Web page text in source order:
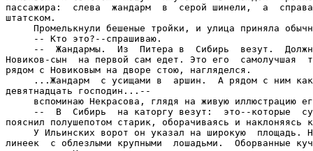
пассажира:  слева  жандарм  в  серой шинели,  а
штатском.
Промелькнули бешеные тройки, и улица приняла
     -- Кто это?--спрашиваю.
--  Жандармы.  Из  Питера в  Сибирь  везут.
Новиков-сын  на первой сам едет. Это его  самолучшая
рядом с Новиковым на дворе стою, нагляделся.
...Жандарм  с усищами в  аршин.  А рядом с ним
девятнадцать господин...--
вспоминаю Некрасова, глядя на живую иллюстрацию
--  В  Сибирь  на каторгу везут:  это--которые
пояснил полушепотом старик, оборачиваясь и наклоняясь
У Ильинских ворот он указал на широкую  площадь.
линеек  с облезлыми крупными  лошадьми.  Оборванные